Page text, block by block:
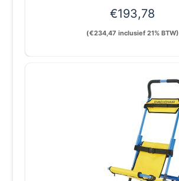
€193,78
(€234,47 inclusief 21% BTW)